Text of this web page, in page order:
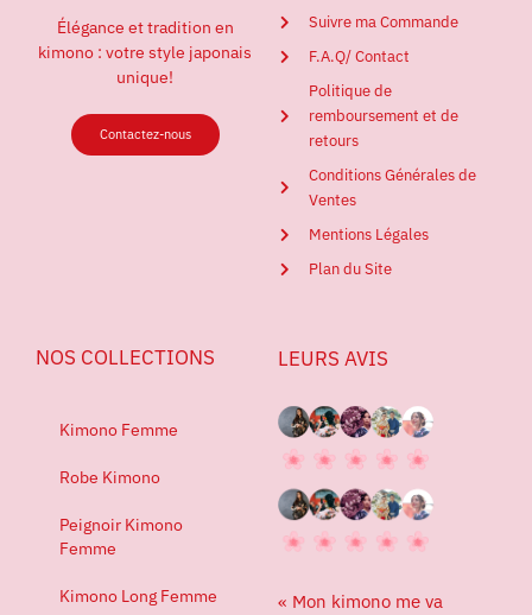
Élégance et tradition en
kimono : votre style japonais
unique!
Contactez-nous
Suivre ma Commande
F.A.Q/ Contact
Politique de
remboursement et de
retours
Conditions Générales de
Ventes
Mentions Légales
Plan du Site
NOS COLLECTIONS
Kimono Femme
Robe Kimono
Peignoir Kimono
Femme
Kimono Long Femme
LEURS AVIS
« Mon kimono me va